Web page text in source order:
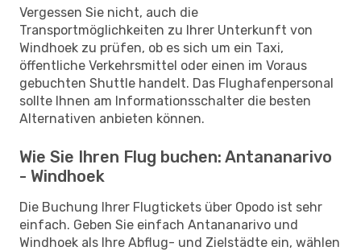
Vergessen Sie nicht, auch die
Transportmöglichkeiten zu Ihrer Unterkunft von
Windhoek zu prüfen, ob es sich um ein Taxi,
öffentliche Verkehrsmittel oder einen im Voraus
gebuchten Shuttle handelt. Das Flughafenpersonal
sollte Ihnen am Informationsschalter die besten
Alternativen anbieten können.
Wie Sie Ihren Flug buchen: Antananarivo
- Windhoek
Die Buchung Ihrer Flugtickets über Opodo ist sehr
einfach. Geben Sie einfach Antananarivo und
Windhoek als Ihre Abflug- und Zielstädte ein, wählen